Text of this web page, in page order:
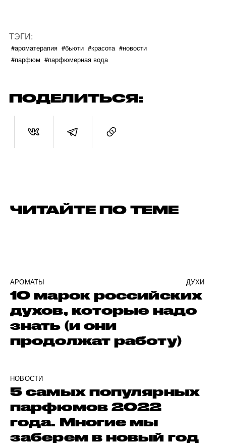
ТЭГИ:
#ароматерапия #бьюти #красота #новости
#парфюм #парфюмерная вода
ПОДЕЛИТЬСЯ:
ЧИТАЙТЕ ПО ТЕМЕ
АРОМАТЫ ДУХИ
10 марок российских
духов, которые надо
знать (и они
продолжат работу)
НОВОСТИ
5 самых популярных
парфюмов 2022
года. Многие мы
заберем в новый год